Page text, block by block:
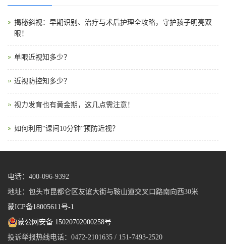
揭秘斜视：早期识别、治疗与术后护理全攻略，守护孩子明亮双
眼！
单眼近视知多少？
近视防控知多少？
视力发育也有黄金期，这几点需注意！
如何利用“课间10分钟”预防近视？
电话：400-096-9392
地址：包头市昆都仑区友谊大街与鞍山道交叉口路南向西30米
蒙ICP备18005611号-1
蒙公网安备 15020702000258号
投诉举报热线电话：0472-2101635 / 151-7493-2520